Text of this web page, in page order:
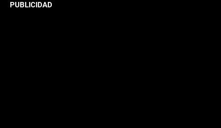
PUBLICIDAD